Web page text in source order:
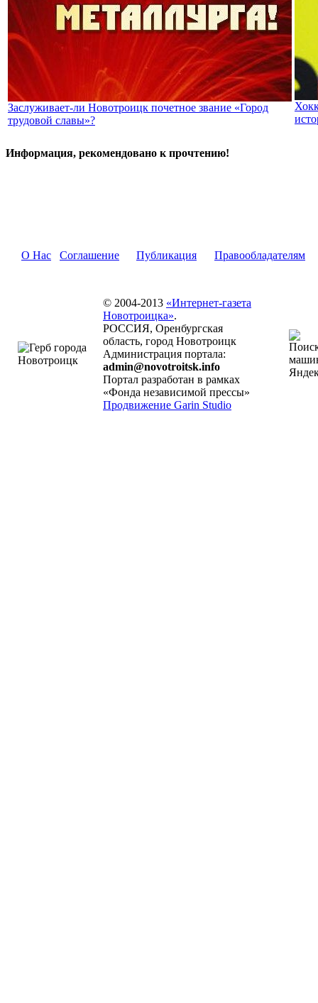
Заслуживает-ли Новотроицк почетное звание «Город
трудовой славы»?
Информация, рекомендовано к прочтению!
О Нас Соглашение Публикация Правообладателям
© 2004-2013 «Интернет-газета
Новотроицка».
РОССИЯ, Оренбургская
область, город Новотроицк
Администрация портала:
admin@novotroitsk.info
Портал разработан в рамках
«Фонда независимой прессы»
Продвижение Garin Studio